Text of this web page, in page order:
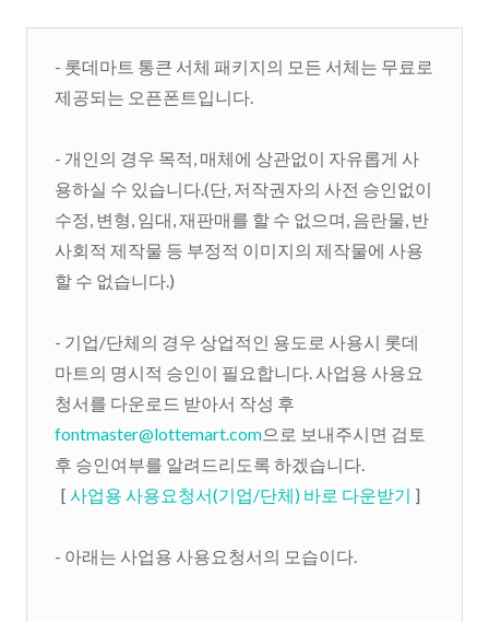
- 롯데마트 통큰 서체 패키지의 모든 서체는 무료로
제공되는 오픈폰트입니다.
- 개인의 경우 목적, 매체에 상관없이 자유롭게 사
용하실 수 있습니다.(단, 저작권자의 사전 승인없이
수정, 변형, 임대, 재판매를 할 수 없으며, 음란물, 반
사회적 제작물 등 부정적 이미지의 제작물에 사용
할 수 없습니다.)
- 기업/단체의 경우 상업적인 용도로 사용시 롯데
마트의 명시적 승인이 필요합니다. 사업용 사용요
청서를 다운로드 받아서 작성 후
fontmaster@lottemart.com으로 보내주시면 검토
후 승인여부를 알려드리도록 하겠습니다.
[ 사업용 사용요청서(기업/단체) 바로 다운받기 ]
- 아래는 사업용 사용요청서의 모습이다.